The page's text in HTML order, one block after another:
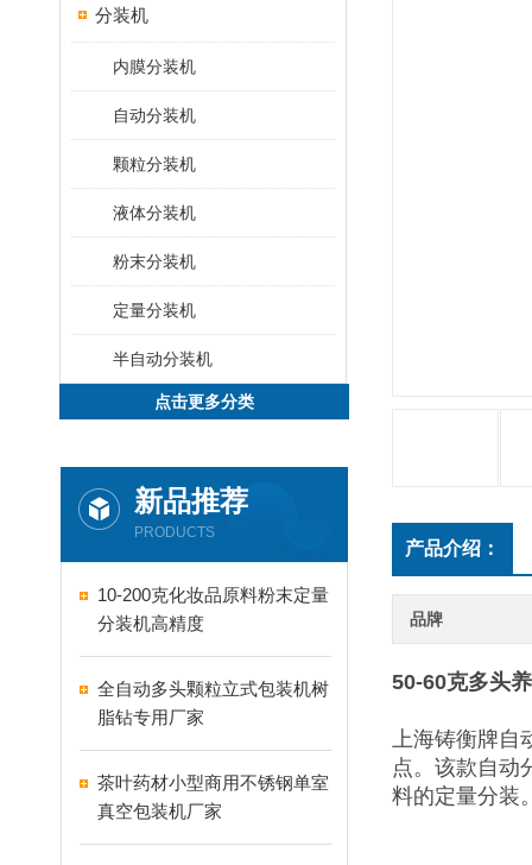
分装机
内膜分装机
自动分装机
颗粒分装机
液体分装机
粉末分装机
定量分装机
半自动分装机
点击更多分类
新品推荐
PRODUCTS
10-200克化妆品原料粉末定量
分装机高精度
全自动多头颗粒立式包装机树
脂钻专用厂家
茶叶药材小型商用不锈钢单室
真空包装机厂家
产品介绍：
品牌
50-60克多头
上海铸衡牌自
点。该款自动
料的定量分装